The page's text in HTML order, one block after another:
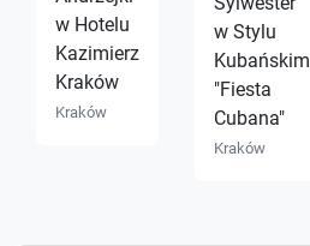
w Hotelu
Kazimierz
Kraków
Kraków
w Stylu
Kubańskim
"Fiesta
Cubana"
Kraków